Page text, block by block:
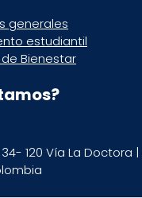
generales
estudiantil
Bienestar
34- 120 Vía La Doctora